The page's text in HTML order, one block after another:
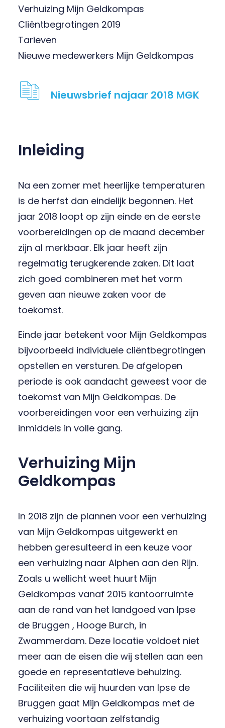
Verhuizing Mijn Geldkompas
Cliëntbegrotingen 2019
Tarieven
Nieuwe medewerkers Mijn Geldkompas
Nieuwsbrief najaar 2018 MGK
Inleiding
Na een zomer met heerlijke temperaturen
is de herfst dan eindelijk begonnen. Het
jaar 2018 loopt op zijn einde en de eerste
voorbereidingen op de maand december
zijn al merkbaar. Elk jaar heeft zijn
regelmatig terugkerende zaken. Dit laat
zich goed combineren met het vorm
geven aan nieuwe zaken voor de
toekomst.
Einde jaar betekent voor Mijn Geldkompas
bijvoorbeeld individuele cliëntbegrotingen
opstellen en versturen. De afgelopen
periode is ook aandacht geweest voor de
toekomst van Mijn Geldkompas. De
voorbereidingen voor een verhuizing zijn
inmiddels in volle gang.
Verhuizing Mijn
Geldkompas
In 2018 zijn de plannen voor een verhuizing
van Mijn Geldkompas uitgewerkt en
hebben geresulteerd in een keuze voor
een verhuizing naar Alphen aan den Rijn.
Zoals u wellicht weet huurt Mijn
Geldkompas vanaf 2015 kantoorruimte
aan de rand van het landgoed van Ipse
de Bruggen , Hooge Burch, in
Zwammerdam. Deze locatie voldoet niet
meer aan de eisen die wij stellen aan een
goede en representatieve behuizing.
Faciliteiten die wij huurden van Ipse de
Bruggen gaat Mijn Geldkompas met de
verhuizing voortaan zelfstandig